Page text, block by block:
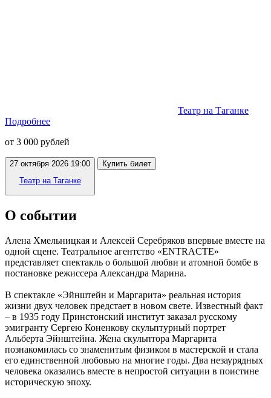
Театр на Таганке
Подробнее
от 3 000 рублей
27 октября 2026 19:00
Театр на Таганке
Купить билет
О событии
Алена Хмельницкая и Алексей Серебряков впервые вместе на
одной сцене. Театральное агентство «ENTRACTE»
представляет спектакль о большой любви и атомной бомбе в
постановке режиссера Александра Марина.
В спектакле «Эйнштейн и Маргарита» реальная история
жизни двух человек предстает в новом свете. Известный факт
– в 1935 году Принстонский институт заказал русскому
эмигранту Сергею Коненкову скульптурный портрет
Альберта Эйнштейна. Жена скульптора Маргарита
познакомилась со знаменитым физиком в мастерской и стала
его единственной любовью на многие годы. Два незаурядных
человека оказались вместе в непростой ситуации в поистине
историческую эпоху.